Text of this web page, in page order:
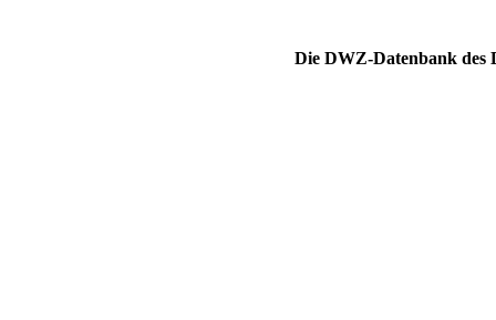
Die DWZ-Datenbank des